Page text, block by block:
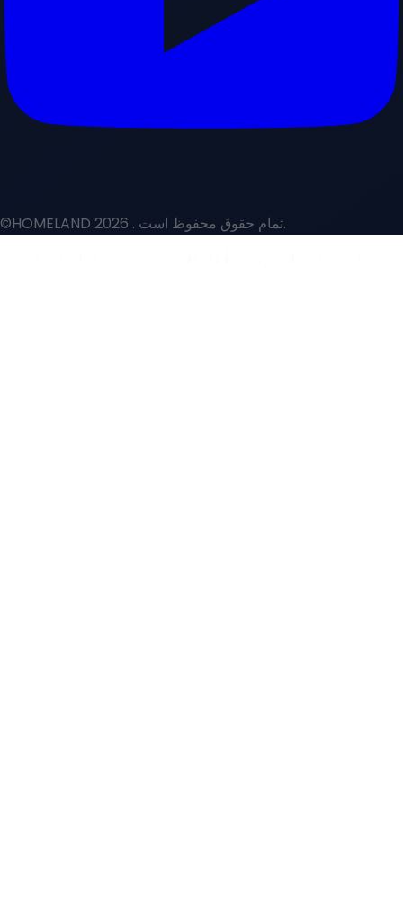
©HOMELAND 2026 . تمام حقوق محفوظ است.